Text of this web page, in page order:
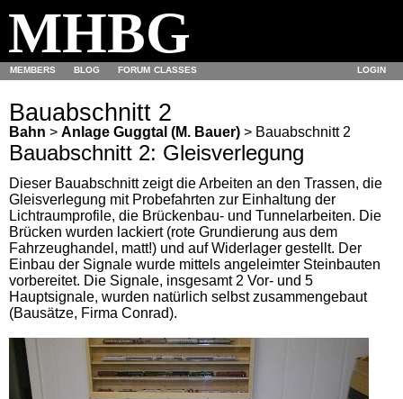
MHBG
MEMBERS BLOG FORUM CLASSES LOGIN
Bauabschnitt 2
Bahn > Anlage Guggtal (M. Bauer) > Bauabschnitt 2
Bauabschnitt 2: Gleisverlegung
Dieser Bauabschnitt zeigt die Arbeiten an den Trassen, die
Gleisverlegung mit Probefahrten zur Einhaltung der
Lichtraumprofile, die Brückenbau- und Tunnelarbeiten. Die
Brücken wurden lackiert (rote Grundierung aus dem
Fahrzeughandel, matt!) und auf Widerlager gestellt. Der
Einbau der Signale wurde mittels angeleimter Steinbauten
vorbereitet. Die Signale, insgesamt 2 Vor- und 5
Hauptsignale, wurden natürlich selbst zusammengebaut
(Bausätze, Firma Conrad).